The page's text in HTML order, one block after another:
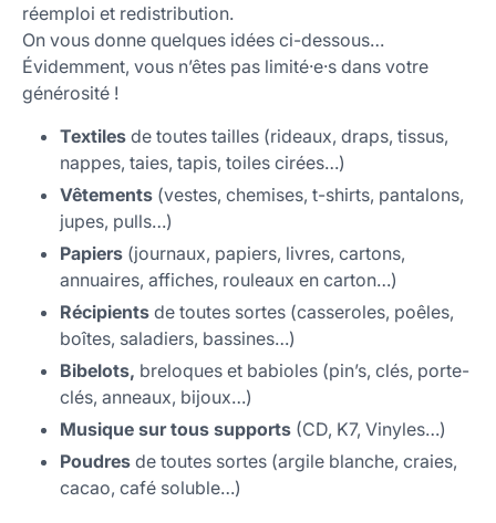
réemploi et redistribution.
On vous donne quelques idées ci-dessous…
Évidemment, vous n’êtes pas limité·e·s dans votre
générosité !
Textiles de toutes tailles (rideaux, draps, tissus,
nappes, taies, tapis, toiles cirées…)
Vêtements (vestes, chemises, t-shirts, pantalons,
jupes, pulls…)
Papiers (journaux, papiers, livres, cartons,
annuaires, affiches, rouleaux en carton…)
Récipients de toutes sortes (casseroles, poêles,
boîtes, saladiers, bassines…)
Bibelots, breloques et babioles (pin’s, clés, porte-
clés, anneaux, bijoux…)
Musique sur tous supports (CD, K7, Vinyles…)
Poudres de toutes sortes (argile blanche, craies,
cacao, café soluble…)